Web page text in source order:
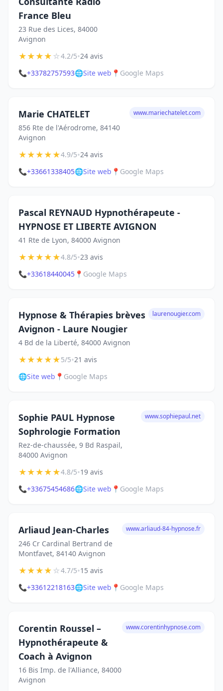
France Bleu
23 Rue des Lices, 84000
Avignon
★★★★☆4.2/5•24 avis
📞+33782757593🌐Site web 📍 Google Maps
Marie CHATELET
856 Rte de l'Aérodrome, 84140
Avignon
www.mariechatelet.com
★★★★★4.9/5•24 avis
📞+33661338405🌐Site web 📍 Google Maps
Pascal REYNAUD Hypnothérapeute -
HYPNOSE ET LIBERTE AVIGNON
41 Rte de Lyon, 84000 Avignon
★★★★★4.8/5•23 avis
📞+33618440045 📍 Google Maps
Hypnose & Thérapies brèves
Avignon - Laure Nougier
4 Bd de la Liberté, 84000 Avignon
laurenougier.com
★★★★★5/5•21 avis
🌐Site web 📍 Google Maps
Sophie PAUL Hypnose
Sophrologie Formation
Rez-de-chaussée, 9 Bd Raspail,
84000 Avignon
www.sophiepaul.net
★★★★★4.8/5•19 avis
📞+33675454686🌐Site web 📍 Google Maps
Arliaud Jean-Charles
246 Cr Cardinal Bertrand de
Montfavet, 84140 Avignon
www.arliaud-84-hypnose.fr
★★★★☆4.7/5•15 avis
📞+33612218163🌐Site web 📍 Google Maps
Corentin Roussel –
Hypnothérapeute &
Coach à Avignon
16 Bis Imp. de l'Alliance, 84000
Avignon
www.corentinhypnose.com